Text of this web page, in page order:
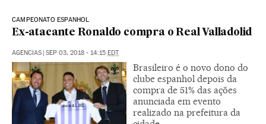
CAMPEONATO ESPANHOL
Ex-atacante Ronaldo compra o Real Valladolid
AGENCIAS SEP 03, 2018 - 14:15 EDT
Brasileiro é o novo dono do
clube espanhol depois da
compra de 51% das ações
anunciada em evento
realizado na prefeitura da